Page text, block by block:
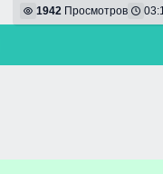
1942 Просмотров